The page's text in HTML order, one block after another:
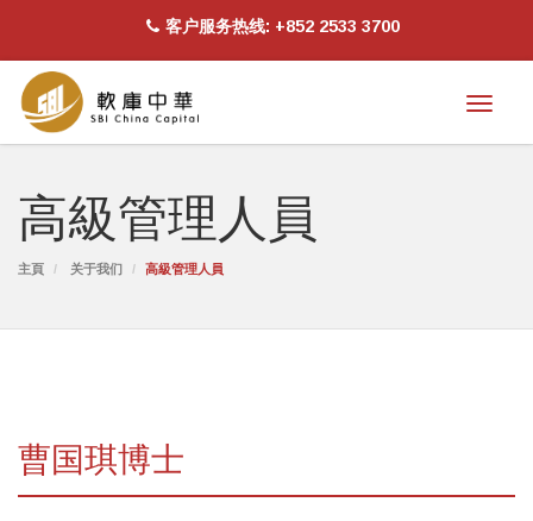
客户服务热线: +852 2533 3700
高級管理人員
主頁 关于我们 高級管理人員
曹国琪博士